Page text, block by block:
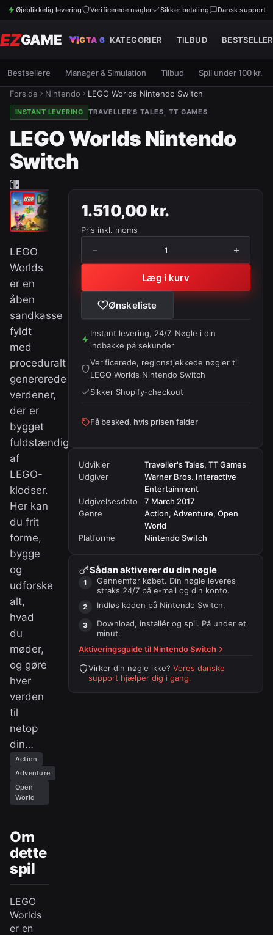
Øjeblikkelig levering Verificerede nøgler Sikker betaling Dansk support
EZGAME GTA 6 KATEGORIER TILBUD
Bestsellere Manager & Simulation Tilbud Spil under 100 kr.
Forside Nintendo LEGO Worlds Nintendo Switch
INSTANT LEVERING TRAVELLER'S TALES, TT GAMES
LEGO Worlds Nintendo
Switch
LEGO
Worlds
er en
åben
sandkasse
fyldt
med
proceduralt
genererede
verdener,
der er
bygget
fuldstændigt
af
LEGO-
klodser.
Her kan
du frit
forme,
bygge
og
udforske
alt,
hvad
du
møder,
og gøre
hver
verden
til
netop
din…
Action
Adventure
Open
World
1.510,00 kr.
Pris inkl. moms
− 1 +
Læg i kurv
Ønskeliste
Instant levering, 24/7. Nøgle i din
indbakke på sekunder
Verificerede, regionstjekkede nøgler til
LEGO Worlds Nintendo Switch
Sikker Shopify-checkout
Få besked, hvis prisen falder
Udvikler
Traveller's Tales, TT Games
Udgiver
Warner Bros. Interactive
Entertainment
Udgivelsesdato
7 March 2017
Genre
Action, Adventure, Open
World
Platforme
Nintendo Switch
Sådan aktiverer du din nøgle
Gennemfør købet. Din nøgle leveres
straks 24/7 på e-mail og din konto.
Indløs koden på Nintendo Switch.
Download, installér og spil. På under et
minut.
Aktiveringsguide til Nintendo Switch
Virker din nøgle ikke? Vores danske
support hjælper dig i gang.
Om
dette
spil
LEGO
Worlds
er en